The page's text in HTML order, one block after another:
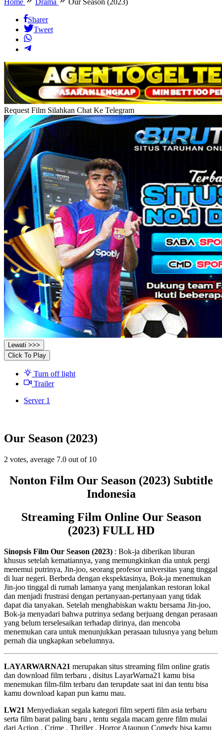
Home Drama Our Season (2023)
Sharer
Tweet
Request Film Silahkan Chat Ke Telegram
Lewati >>>
Click To Play
Turn off light
Trailer
Server 1
Our Season (2023)
2 votes, average 7.0 out of 10
Nonton Film Our Season (2023) Subtitle
Indonesia
Streaming Film Online Our Season
(2023) FULL HD
Sinopsis Film Our Season (2023) : Bok-ja diberikan liburan
khusus setelah kematiannya, yang memungkinkan dia untuk pergi
menemui putrinya, Jin-joo, seorang profesor universitas yang tinggal
di luar negeri. Berbeda dengan ekspektasinya, Bok-ja menemukan
Jin-joo tinggal di rumah lamanya yang menjalankan restoran lokal
dan menjadi frustrasi dengan pertanyaan-pertanyaan yang tidak
dapat dia tanyakan. Setelah menghabiskan waktu bersama Jin-joo,
Bok-ja menyadari bahwa putrinya sedang berjuang dengan perasaan
yang belum terselesaikan terhadap dirinya, dan mencoba
menemukan cara untuk menunjukkan perasaan tulusnya yang belum
pernah dia ungkapkan sebelumnya.
LAYARWARNA21 merupakan situs streaming film online gratis
dan download film terbaru , disitus LayarWarna21 kamu bisa
menemukan film-film terbaru dan terupdate saat ini dan tentu bisa
kamu download kapan pun kamu mau.
LW21 Menyediakan segala kategori film seperti film asia terbaru
serta film barat paling baru , tentu segala macam genre film mulai
dari Action , Crime , Thriller , Horror Ataupun Comedy bisa kamu